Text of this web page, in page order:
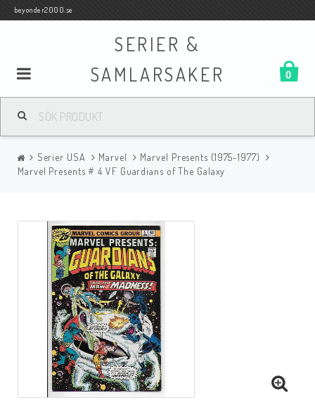
beyonder2000.se
SERIER &
SAMLARSAKER
0
Samlar- och Spelkort
Serier
Böcker
Mynt och Sedlar
Serier USA Marvel
Marvel Presents (1975-1977)
Marvel Presents # 4 VF Guardians of The Galaxy